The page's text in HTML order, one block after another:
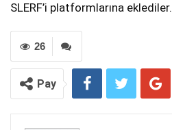
SLERF’i platformlarına eklediler.
26
Pay